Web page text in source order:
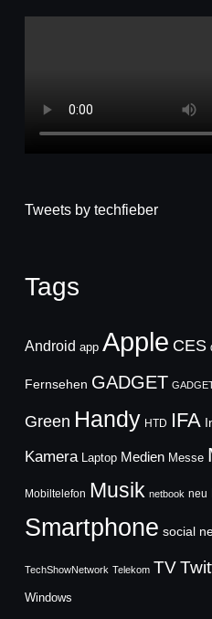
Tweets by techfieber
Tags
Android app Apple CES
Fernsehen GADGET
Green Handy HTD IFA
Kamera Laptop Medien Messe
Mobiltelefon Musik netbook neu
Smartphone social
TechShowNetwork Telekom TV
Windows